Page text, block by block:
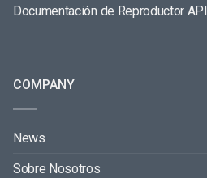
Documentación de Reproductor API
COMPANY
News
Sobre Nosotros